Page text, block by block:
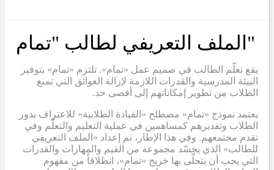
"الملف التعريفي لطالب "تمام
يقع تعلّم الطالب في صميم عمل «تمام». تلتزم «تمام» بتوفير
البيئة المدرسية والقدرات اللازمة لإزالة العوائق التي تمنع
الطلاب من تطوير إمكاناتهم إلى أقصى حد.
يعتمد نموذج «تمام» مصطلح «القيادة الطلابية» للاعتراف بدور
الطلاب وتقديرهم كمساهمين في عملية التعليم والتعلّم وفي
تقدم مجتمعهم. وفي هذا الإطار، تم إعداد «الملف التعريفي
للطالب» الذي يجسّد مجموعة من القيم والمهارات والقدرات
التي يجب أن يتحلّى بها خريج «تمام»، انطلاقاً من مفهوم